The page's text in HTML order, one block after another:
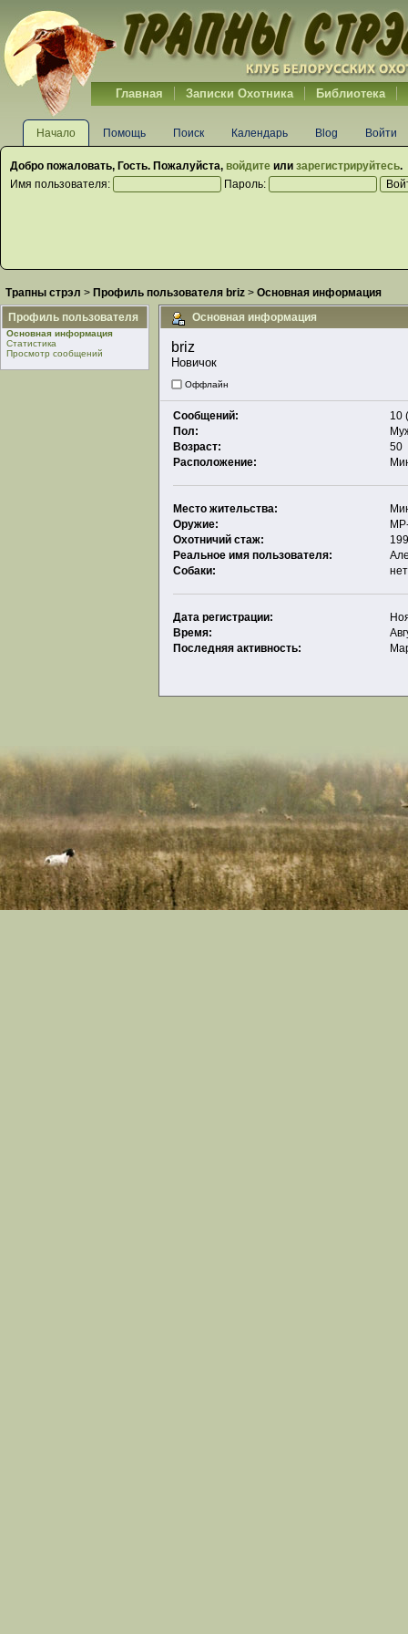
Главная Записки Охотника Библиотека
Начало Помощь Поиск Календарь Blog Войти
Добро пожаловать, Гость. Пожалуйста, войдите или зарегистрируйтесь.
Имя пользователя:
Пароль:
Трапны стрэл > Профиль пользователя briz > Основная информация
Профиль пользователя
Основная информация
Статистика
Просмотр сообщений
Основная информация
briz
Новичок
Оффлайн
Сообщений:
10
Пол:
Возраст:
50
Расположение:
Место жительства:
Оружие:
Охотничий стаж:
Реальное имя пользователя:
Собаки:
нет
Дата регистрации:
Время:
Последняя активность: